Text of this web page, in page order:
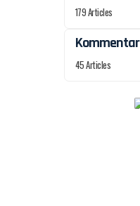
179 Articles
Kommentar
45 Articles